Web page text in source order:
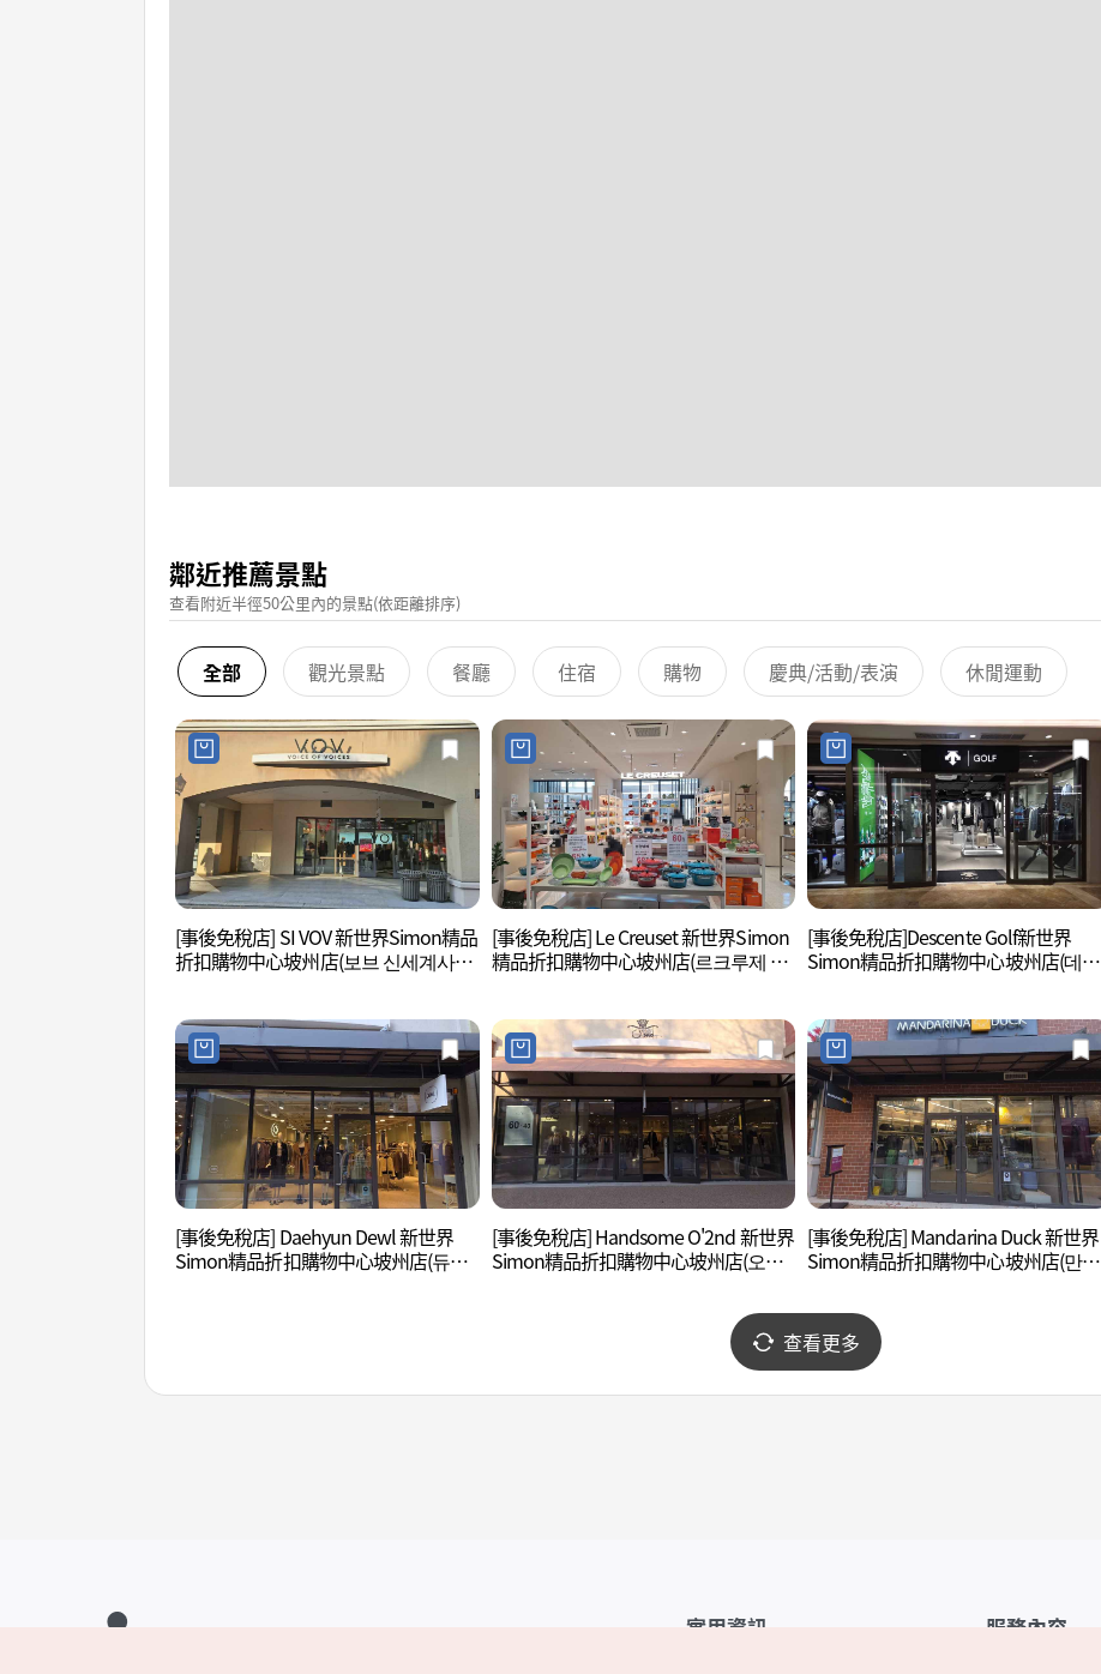
鄰近推薦景點
查看附近半徑50公里內的景點(依距離排序)
全部 觀光景點 餐廳 住宿 購物 慶典/活動/表演 休閒運動
[事後免稅店] SI VOV 新世界Simon精品
折扣購物中心坡州店(보브 신세계사이
[事後免稅店] Le Creuset 新世界Simon
精品折扣購物中心坡州店(르크루제 신
[事後免稅店]Descente Golf新世界
Simon精品折扣購物中心坡州店(데상
[事後免稅店] Daehyun Dewl 新世界
Simon精品折扣購物中心坡州店(듀엘
[事後免稅店] Handsome O'2nd 新世界
Simon精品折扣購物中心坡州店(오즈
[事後免稅店] Mandarina Duck 新世界
Simon精品折扣購物中心坡州店(만다
파주점)
查看更多
實用資訊 服務內容